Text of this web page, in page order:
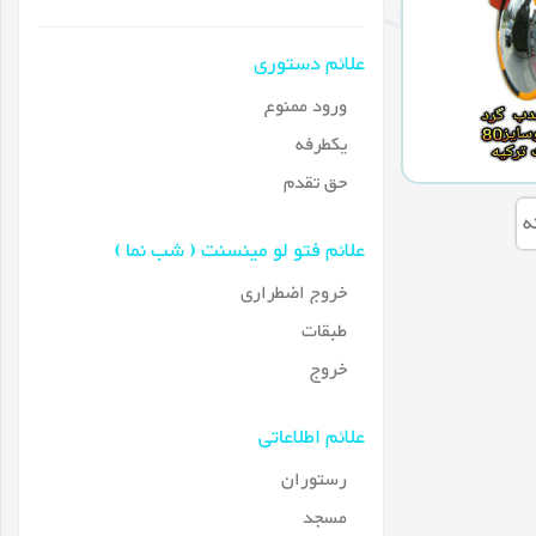
علائم دستوری
ورود ممنوع
یکطرفه
حق تقدم
علائم فتو لو مینسنت ( شب نما )
خروج اضطراری
طبقات
خروج
علائم اطلاعاتی
رستوران
مسجد